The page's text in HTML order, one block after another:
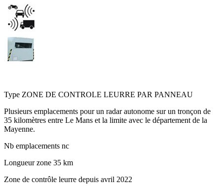
Type ZONE DE CONTROLE LEURRE PAR PANNEAU
Plusieurs emplacements pour un radar autonome sur un tronçon de
35 kilomètres entre Le Mans et la limite avec le département de la
Mayenne.
Nb emplacements nc
Longueur zone 35 km
Zone de contrôle leurre depuis avril 2022